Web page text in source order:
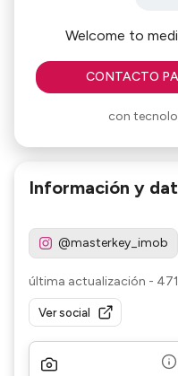
Welcome to
CONTACTO
con
Información y
@masterkey_imob
última actualización -
Ver social